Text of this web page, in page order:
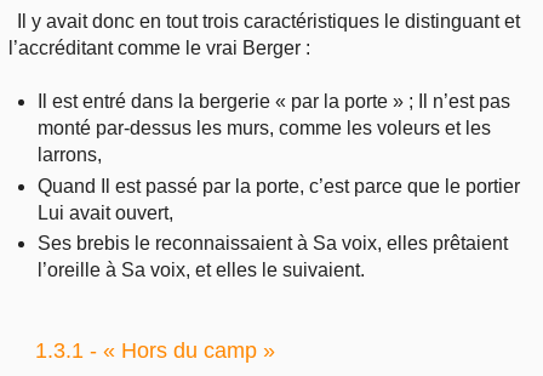
Il y avait donc en tout trois caractéristiques le distinguant et
l’accréditant comme le vrai Berger :
Il est entré dans la bergerie « par la porte » ; Il n’est pas
monté par-dessus les murs, comme les voleurs et les
larrons,
Quand Il est passé par la porte, c’est parce que le portier
Lui avait ouvert,
Ses brebis le reconnaissaient à Sa voix, elles prêtaient
l’oreille à Sa voix, et elles le suivaient.
1.3.1 - « Hors du camp »